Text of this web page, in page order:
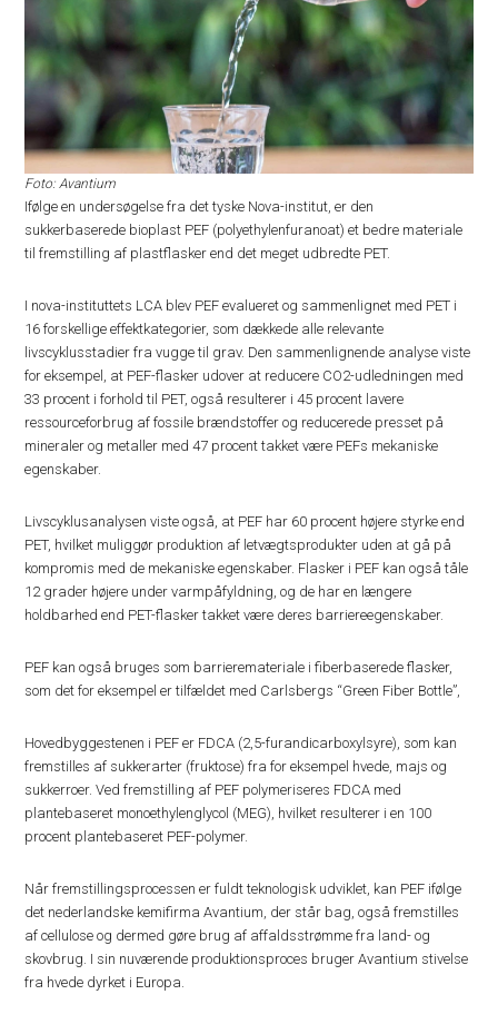
Foto: Avantium
Ifølge en undersøgelse fra det tyske Nova-institut, er den
sukkerbaserede bioplast PEF (polyethylenfuranoat) et bedre materiale
til fremstilling af plastflasker end det meget udbredte PET.
I nova-instituttets LCA blev PEF evalueret og sammenlignet med PET i
16 forskellige effektkategorier, som dækkede alle relevante
livscyklusstadier fra vugge til grav. Den sammenlignende analyse viste
for eksempel, at PEF-flasker udover at reducere CO2-udledningen med
33 procent i forhold til PET, også resulterer i 45 procent lavere
ressourceforbrug af fossile brændstoffer og reducerede presset på
mineraler og metaller med 47 procent takket være PEFs mekaniske
egenskaber.
Livscyklusanalysen viste også, at PEF har 60 procent højere styrke end
PET, hvilket muliggør produktion af letvægtsprodukter uden at gå på
kompromis med de mekaniske egenskaber. Flasker i PEF kan også tåle
12 grader højere under varmpåfyldning, og de har en længere
holdbarhed end PET-flasker takket være deres barriereegenskaber.
PEF kan også bruges som barrieremateriale i fiberbaserede flasker,
som det for eksempel er tilfældet med Carlsbergs “Green Fiber Bottle”,
Hovedbyggestenen i PEF er FDCA (2,5-furandicarboxylsyre), som kan
fremstilles af sukkerarter (fruktose) fra for eksempel hvede, majs og
sukkerroer. Ved fremstilling af PEF polymeriseres FDCA med
plantebaseret monoethylenglycol (MEG), hvilket resulterer i en 100
procent plantebaseret PEF-polymer.
Når fremstillingsprocessen er fuldt teknologisk udviklet, kan PEF ifølge
det nederlandske kemifirma Avantium, der står bag, også fremstilles
af cellulose og dermed gøre brug af affaldsstrømme fra land- og
skovbrug. I sin nuværende produktionsproces bruger Avantium stivelse
fra hvede dyrket i Europa.